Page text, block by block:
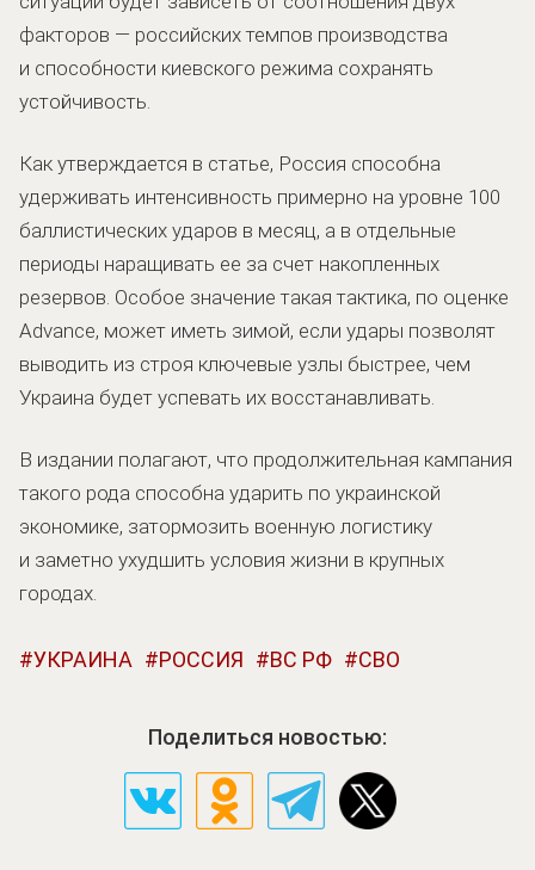
факторов — российских темпов производства
и способности киевского режима сохранять
устойчивость.
Как утверждается в статье, Россия способна
удерживать интенсивность примерно на уровне 100
баллистических ударов в месяц, а в отдельные
периоды наращивать ее за счет накопленных
резервов. Особое значение такая тактика, по оценке
Advance, может иметь зимой, если удары позволят
выводить из строя ключевые узлы быстрее, чем
Украина будет успевать их восстанавливать.
В издании полагают, что продолжительная кампания
такого рода способна ударить по украинской
экономике, затормозить военную логистику
и заметно ухудшить условия жизни в крупных
городах.
УКРАИНА РОССИЯ ВС РФ СВО
Поделиться новостью: